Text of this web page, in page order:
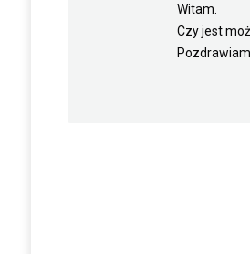
Witam.
Czy jest
Pozdrawiam